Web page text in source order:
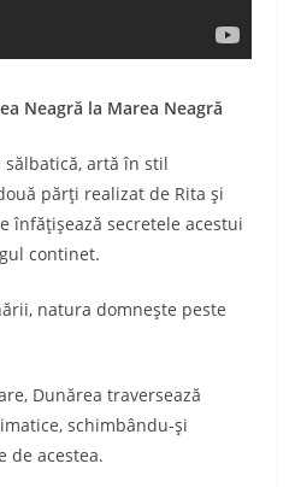
Neagră la Marea Neagră
artă în stil
părţi realizat de Rita şi
înfăţişează secretele acestui
continet.
natura domneşte peste
Dunărea traversează
schimbându-şi
de acestea.